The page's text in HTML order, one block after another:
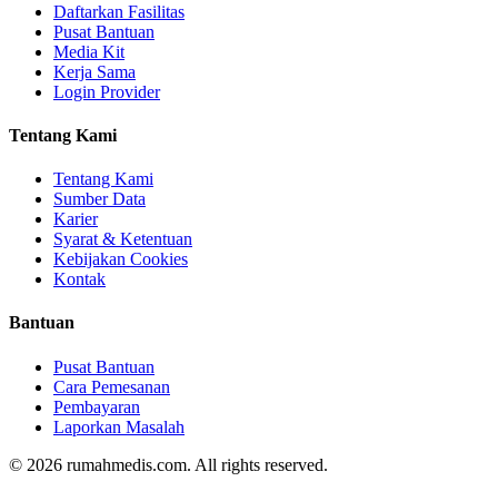
Daftarkan Fasilitas
Pusat Bantuan
Media Kit
Kerja Sama
Login Provider
Tentang Kami
Tentang Kami
Sumber Data
Karier
Syarat & Ketentuan
Kebijakan Cookies
Kontak
Bantuan
Pusat Bantuan
Cara Pemesanan
Pembayaran
Laporkan Masalah
© 2026 rumahmedis.com. All rights reserved.